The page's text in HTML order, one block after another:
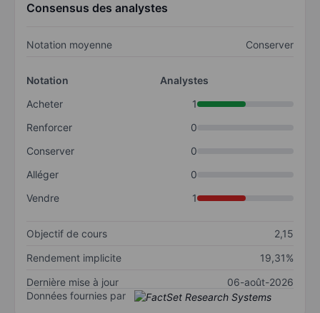
Consensus des analystes
Notation moyenne Conserver
Notation
Analystes
Acheter
1
Renforcer
0
Conserver
0
Alléger
0
Vendre
1
Objectif de cours
2,15
Rendement implicite
19,31%
Dernière mise à jour
06-août-2026
Données fournies par